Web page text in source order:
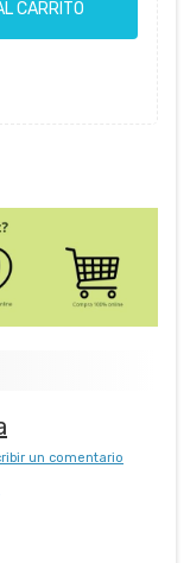
CARRITO
un comentario